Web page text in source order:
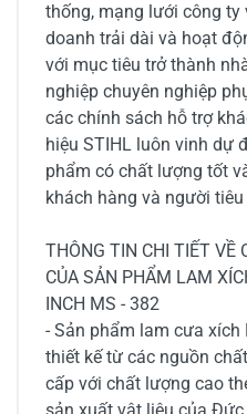
thống, mạng lưới công ty
doanh trải dài và hoạt
với mục tiêu trở thành
nghiệp chuyên nghiệp
các chính sách hỗ trợ
hiệu STIHL luôn vinh dự
phẩm có chất lượng tốt
khách hàng và người tiêu
THÔNG TIN CHI TIẾT VỀ
CỦA SẢN PHẨM LAM
INCH MS - 382
- Sản phẩm lam cưa
thiết kế từ các nguồn
cấp với chất lượng cao